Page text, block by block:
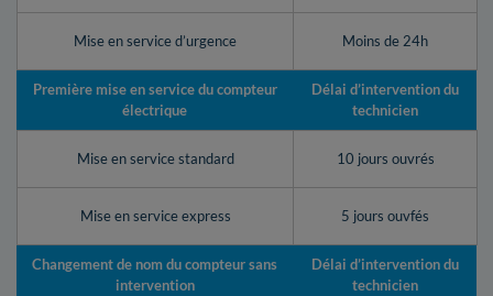
Mise en service d’urgence Moins de 24h
Première mise en service du compteur
électrique
Délai d’intervention du
technicien
Mise en service standard 10 jours ouvrés
Mise en service express 5 jours ouvfés
Changement de nom du compteur sans
intervention
Délai d’intervention du
technicien